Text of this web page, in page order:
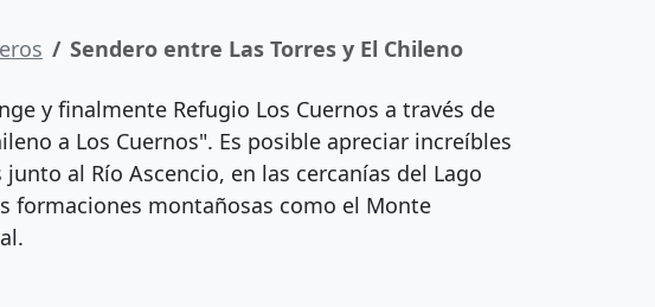
Sendero entre Las Torres y El Chileno
y finalmente Refugio Los Cuernos a través de
a Los Cuernos". Es posible apreciar increíbles
al Río Ascencio, en las cercanías del Lago
formaciones montañosas como el Monte